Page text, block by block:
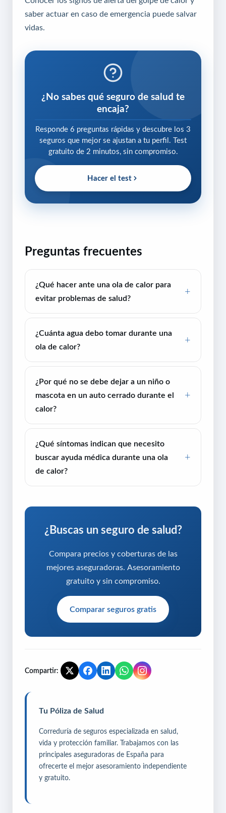
saber actuar en caso de emergencia puede salvar
vidas.
¿No sabes qué seguro de salud te
encaja?
Responde 6 preguntas rápidas y descubre los 3
seguros que mejor se ajustan a tu perfil. Test
gratuito de 2 minutos, sin compromiso.
Hacer el test
Preguntas frecuentes
¿Qué hacer ante una ola de calor para
evitar problemas de salud?
¿Cuánta agua debo tomar durante una
ola de calor?
¿Por qué no se debe dejar a un niño o
mascota en un auto cerrado durante el
calor?
¿Qué síntomas indican que necesito
buscar ayuda médica durante una ola
de calor?
¿Buscas un seguro de salud?
Compara precios y coberturas de las
mejores aseguradoras. Asesoramiento
gratuito y sin compromiso.
Comparar seguros gratis
Compartir:
Tu Póliza de Salud
Correduría de seguros especializada en salud,
vida y protección familiar. Trabajamos con las
principales aseguradoras de España para
ofrecerte el mejor asesoramiento independiente
y gratuito.